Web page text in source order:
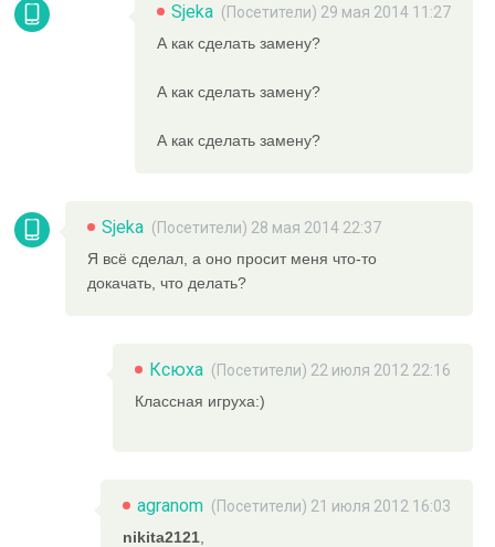
Sjeka (Посетители) 29 мая 2014 11:27
А как сделать замену?
А как сделать замену?
А как сделать замену?
Sjeka (Посетители) 28 мая 2014 22:37
Я всё сделал, а оно просит меня что-то
докачать, что делать?
Ксюха (Посетители) 22 июля 2012 22:16
Классная игруха:)
agranom (Посетители) 21 июля 2012 16:03
nikita2121